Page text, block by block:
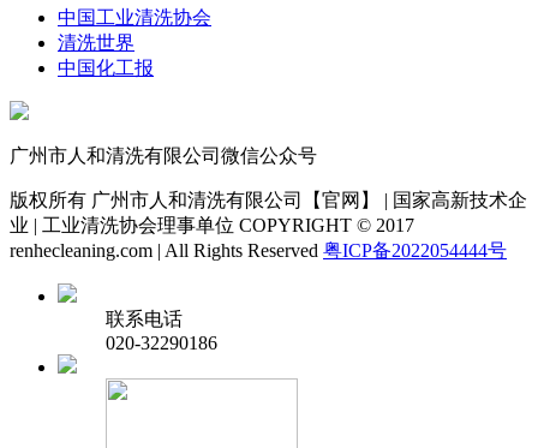
中国工业清洗协会
清洗世界
中国化工报
广州市人和清洗有限公司微信公众号
版权所有 广州市人和清洗有限公司【官网】 | 国家高新技术企
业 | 工业清洗协会理事单位 COPYRIGHT © 2017
renhecleaning.com | All Rights Reserved 粤ICP备2022054444号
联系电话
020-32290186